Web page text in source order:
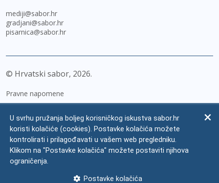
mediji@sabor.hr
gradjani@sabor.hr
pisarnica@sabor.hr
© Hrvatski sabor, 2026
Pravne napomene
Zaštita osobnih podataka
Impressum
Česta pitanja
U svrhu pružanja boljeg korisničkog iskustva sabor.hr
koristi kolačiće (cookies). Postavke kolačića možete
kontrolirati i prilagođavati u vašem web pregledniku.
Klikom na "Postavke kolačića" možete postaviti njihova
ograničenja.
Postavke kolačića